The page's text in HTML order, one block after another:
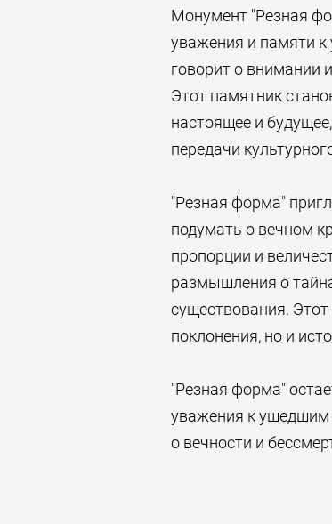
Монумент "Резная
уважения и памяти
говорит о внимании
Этот памятник
настоящее и
передачи
"Резная форма"
подумать о вечном
пропорции и
размышления о
существования.
поклонения, но и
"Резная форма"
уважения к ушедшим
о вечности и